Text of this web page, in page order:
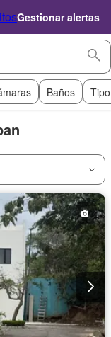
Gestionar alertas
Baños